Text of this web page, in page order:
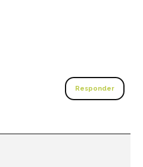
Responder